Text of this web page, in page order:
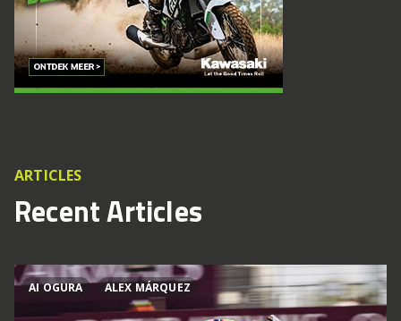
ARTICLES
Recent Articles
AI OGURA ALEX MÁRQUEZ